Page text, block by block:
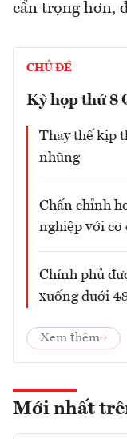
cẩn trọng hơn,
CHỦ ĐỀ
Kỳ họp thứ 8
Thay thế kịp
nhũng
Chấn chỉnh
nghiệp với cơ
Chính phủ
xuống dưới
Xem thêm
Mới nhất